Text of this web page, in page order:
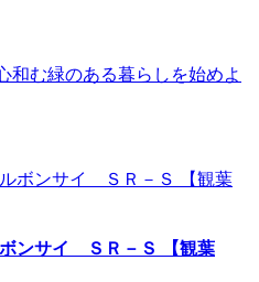
和む緑のある暮らしを始めよ
ボンサイ ＳＲ－Ｓ 【観葉